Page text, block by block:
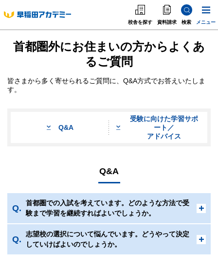
校舎を探す 資料請求 検索 メニュー
中学受験
高校受験
首都圏外にお住まいの方からよくあ
るご質問
皆さまから多く寄せられるご質問に、Q&A方式でお答えいたしま
す。
Q&A
受験に向けた学習サポ
ート／
アドバイス
Q&A
首都圏での入試を考えています。どのような方法で受
験まで学習を継続すればよいでしょうか。
志望校の選択について悩んでいます。どうやって決定
していけばよいのでしょうか。